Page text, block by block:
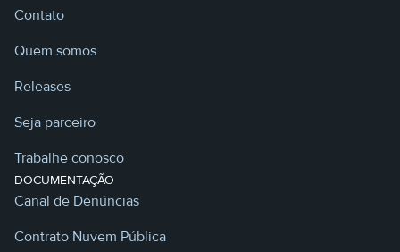
Contato
Quem somos
Releases
Seja parceiro
Trabalhe conosco
DOCUMENTAÇÃO
Canal de Denúncias
Contrato Nuvem Pública